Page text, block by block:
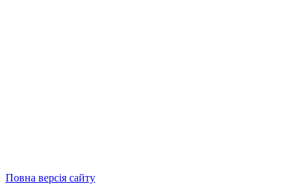
Повна версія сайту